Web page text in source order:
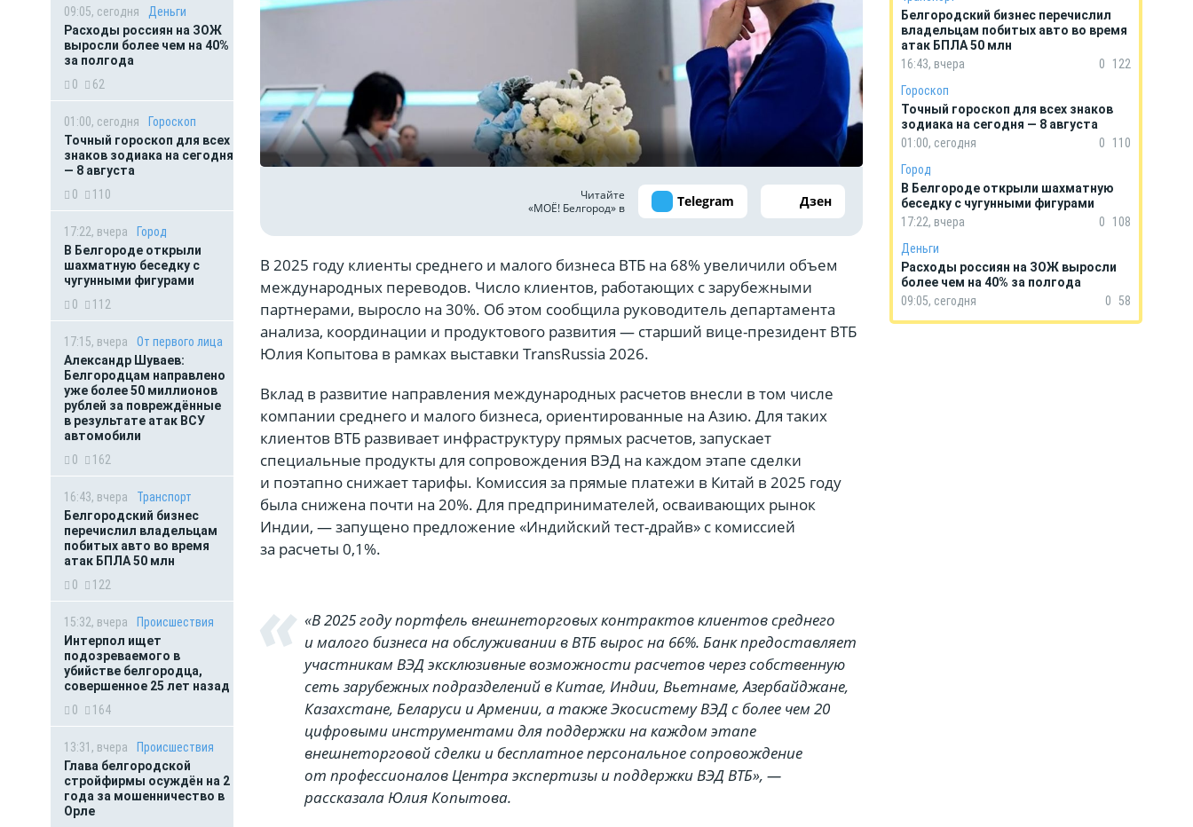
09:05, сегодня
Деньги
Расходы россиян на ЗОЖ
выросли более чем на 40%
за полгода
0
62
01:00, сегодня
Гороскоп
Точный гороскоп для всех
знаков зодиака на сегодня
— 8 августа
0
110
17:22, вчера
Город
В Белгороде открыли
шахматную беседку с
чугунными фигурами
0
112
17:15, вчера
От первого лица
Александр Шуваев:
Белгородцам направлено
уже более 50 миллионов
рублей за повреждённые
в результате атак ВСУ
автомобили
0
162
16:43, вчера
Транспорт
Белгородский бизнес
перечислил владельцам
побитых авто во время
атак БПЛА 50 млн
0
122
15:32, вчера
Происшествия
Интерпол ищет
подозреваемого в
убийстве белгородца,
совершенное 25 лет назад
0
164
13:31, вчера
Происшествия
Глава белгородской
стройфирмы осуждён на 2
года за мошенничество в
Орле
Читайте
«МОЁ! Белгород» в
Telegram Дзен
В 2025 году клиенты среднего и малого бизнеса ВТБ на 68% увеличили объем
международных переводов. Число клиентов, работающих с зарубежными
партнерами, выросло на 30%. Об этом сообщила руководитель департамента
анализа, координации и продуктового развития — старший вице-президент ВТБ
Юлия Копытова в рамках выставки TransRussia 2026.
Вклад в развитие направления международных расчетов внесли в том числе
компании среднего и малого бизнеса, ориентированные на Азию. Для таких
клиентов ВТБ развивает инфраструктуру прямых расчетов, запускает
специальные продукты для сопровождения ВЭД на каждом этапе сделки
и поэтапно снижает тарифы. Комиссия за прямые платежи в Китай в 2025 году
была снижена почти на 20%. Для предпринимателей, осваивающих рынок
Индии, — запущено предложение «Индийский тест-драйв» с комиссией
за расчеты 0,1%.
«В 2025 году портфель внешнеторговых контрактов клиентов среднего
и малого бизнеса на обслуживании в ВТБ вырос на 66%. Банк предоставляет
участникам ВЭД эксклюзивные возможности расчетов через собственную
сеть зарубежных подразделений в Китае, Индии, Вьетнаме, Азербайджане,
Казахстане, Беларуси и Армении, а также Экосистему ВЭД с более чем 20
цифровыми инструментами для поддержки на каждом этапе
внешнеторговой сделки и бесплатное персональное сопровождение
от профессионалов Центра экспертизы и поддержки ВЭД ВТБ», —
рассказала Юлия Копытова.
Белгородский бизнес перечислил
владельцам побитых авто во время
атак БПЛА 50 млн
16:43, вчера
0
122
Гороскоп
Точный гороскоп для всех знаков
зодиака на сегодня — 8 августа
01:00, сегодня
0
110
Город
В Белгороде открыли шахматную
беседку с чугунными фигурами
17:22, вчера
0
108
Деньги
Расходы россиян на ЗОЖ выросли
более чем на 40% за полгода
09:05, сегодня
0 58